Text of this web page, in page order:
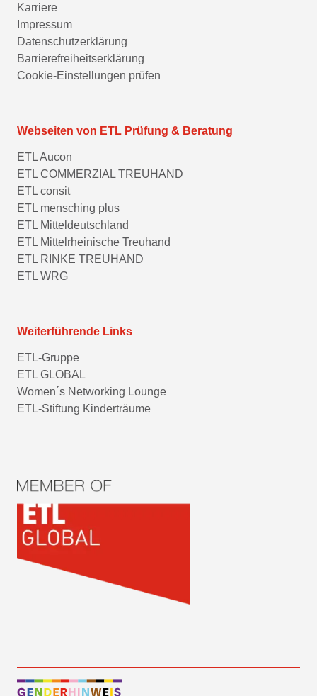
Karriere
Impressum
Datenschutzerklärung
Barrierefreiheitserklärung
Cookie-Einstellungen prüfen
Webseiten von ETL Prüfung & Beratung
ETL Aucon
ETL COMMERZIAL TREUHAND
ETL consit
ETL mensching plus
ETL Mitteldeutschland
ETL Mittelrheinische Treuhand
ETL RINKE TREUHAND
ETL WRG
Weiterführende Links
ETL-Gruppe
ETL GLOBAL
Women´s Networking Lounge
ETL-Stiftung Kinderträume